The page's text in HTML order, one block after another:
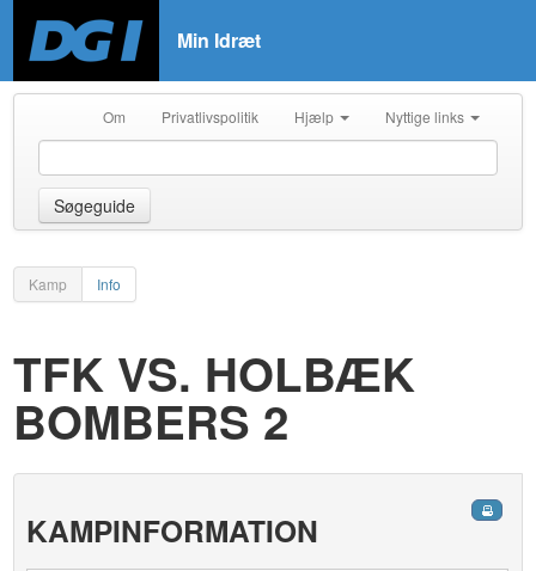
Min Idræt
Om Privatlivspolitik Hjælp Nyttige links
Søgeguide
Kamp Info
TFK VS. HOLBÆK
BOMBERS 2
KAMPINFORMATION